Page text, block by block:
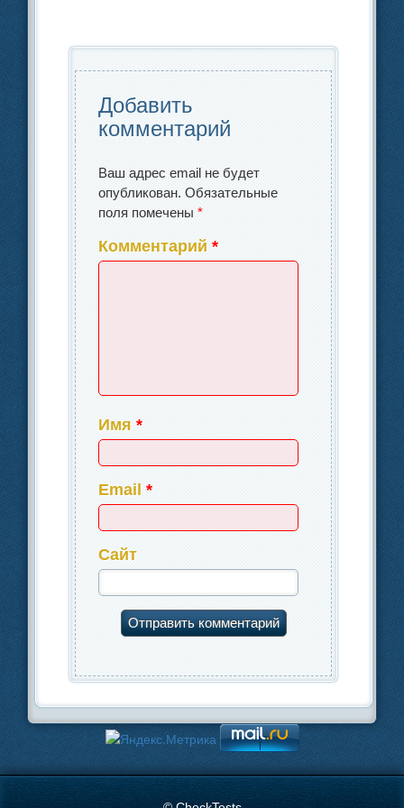
k
o
o
k
n
и
ть
Добавить
комментарий
Ваш адрес email не будет
опубликован. Обязательные
поля помечены*
Комментарий*
Имя*
Email*
Сайт